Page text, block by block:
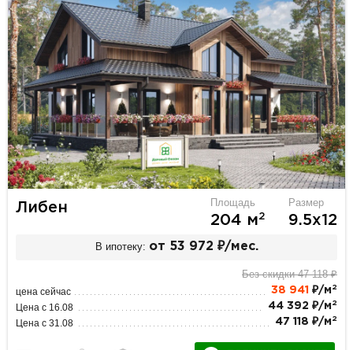
Либен Площадь
204 м2
Размер
9.5х12
В ипотеку: от 53 972 ₽/мес.
Без скидки 47 118 ₽
цена сейчас 38 941 ₽/м 2
Цена с 16.08 44 392 ₽/м 2
Цена с 31.08 47 118 ₽/м 2